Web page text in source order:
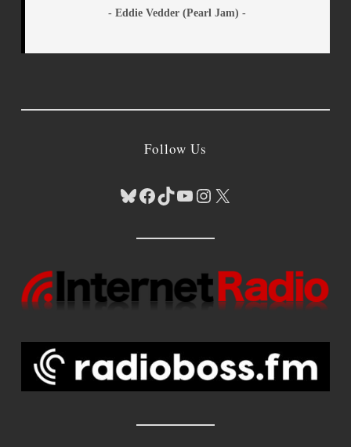
- Eddie Vedder (Pearl Jam) -
Follow Us